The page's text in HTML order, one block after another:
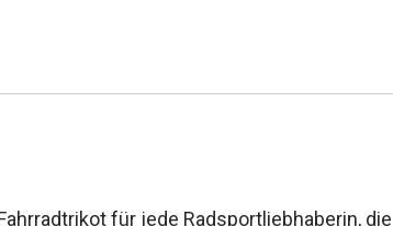
für jede Radsportliebhaberin, die